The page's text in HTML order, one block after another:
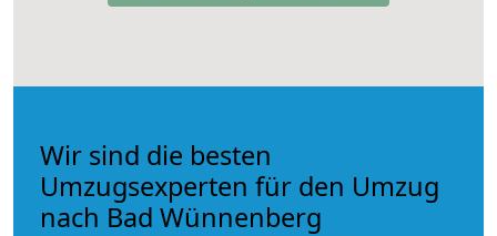
Wir sind die besten
Umzugsexperten für den Umzug
nach Bad Wünnenberg